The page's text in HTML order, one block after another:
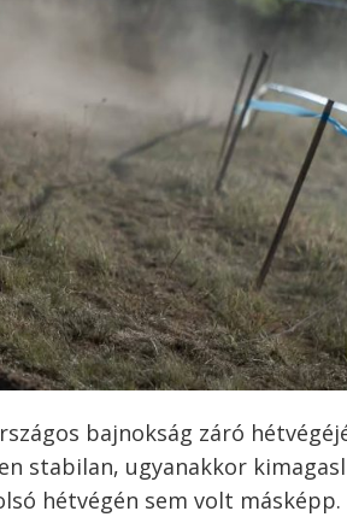
bajnokság záró
stabilan, ugyanakkor
hétvégén sem volt másképp.